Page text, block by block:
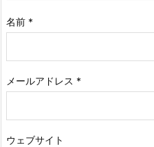
名前 *
メールアドレス *
ウェブサイト